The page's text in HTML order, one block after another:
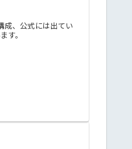
成、公式には出てい
す。